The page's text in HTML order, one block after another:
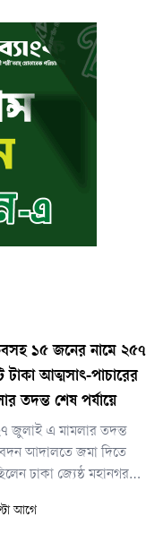
১৫ জনের নামে ২৫৭
টাকা আত্মসাৎ-পাচারের
তদন্ত শেষ পর্যায়ে
জুলাই এ মামলার তদন্ত
আদালতে জমা দিতে
ঢাকা জ্যেষ্ঠ মহানগর
প্রতিবেদন জমা দিতে না
আগে